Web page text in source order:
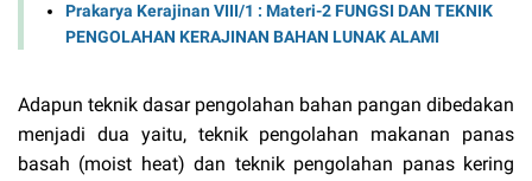
Prakarya Kerajinan VIII/1 : Materi-2 FUNGSI DAN TEKNIK
PENGOLAHAN KERAJINAN BAHAN LUNAK ALAMI
Adapun teknik dasar pengolahan bahan pangan dibedakan
menjadi dua yaitu, teknik pengolahan makanan panas
basah (moist heat) dan teknik pengolahan panas kering